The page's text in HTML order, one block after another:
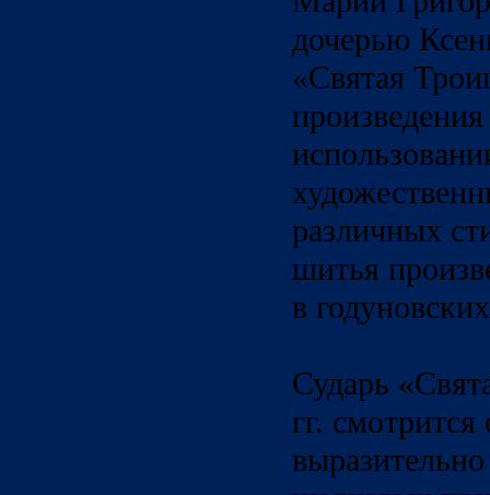
дочерью
«Святая
различных
шитья
в
Сударь
гг.